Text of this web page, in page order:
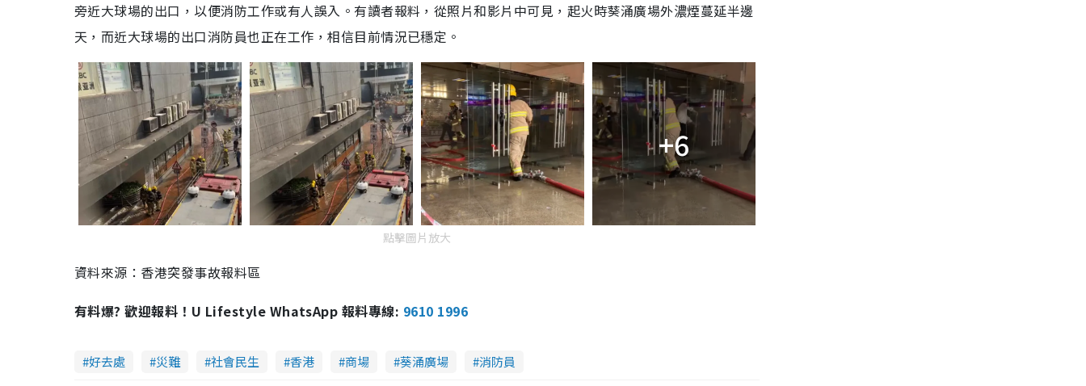
旁近大球場的出口，以便消防工作或有人誤入。有讀者報料，從照片和影片中可見，起火時葵涌廣場外濃煙蔓延半邊
天，而近大球場的出口消防員也正在工作，相信目前情況已穩定。
+6
點擊圖片放大
資料來源：香港突發事故報料區
有料爆? 歡迎報料！U Lifestyle WhatsApp 報料專線: 9610 1996
好去處 災難 社會民生 香港 商場 葵涌廣場 消防員